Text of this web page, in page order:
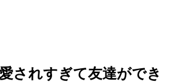
されすぎて友達ができ